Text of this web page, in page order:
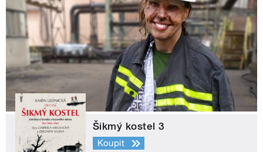
Šikmý kostel 3
Koupit